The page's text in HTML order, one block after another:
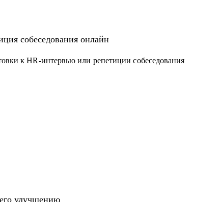
собеседования онлайн
к HR-интервью или репетиции собеседования
улучшению